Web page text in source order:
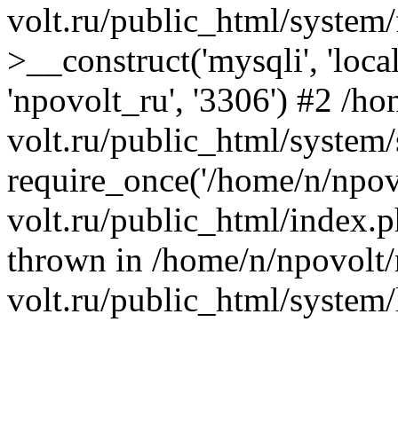
volt.ru/public_html/
>__construct('mysqli',
'npovolt_ru', '3306') #2 /
volt.ru/public_html/
require_once('/home/n/
volt.ru/public_html/
thrown in /home/n/
volt.ru/public_html/